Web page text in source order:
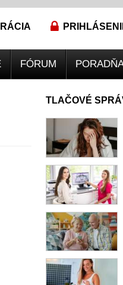
FÓRUM
TLAČOVÉ